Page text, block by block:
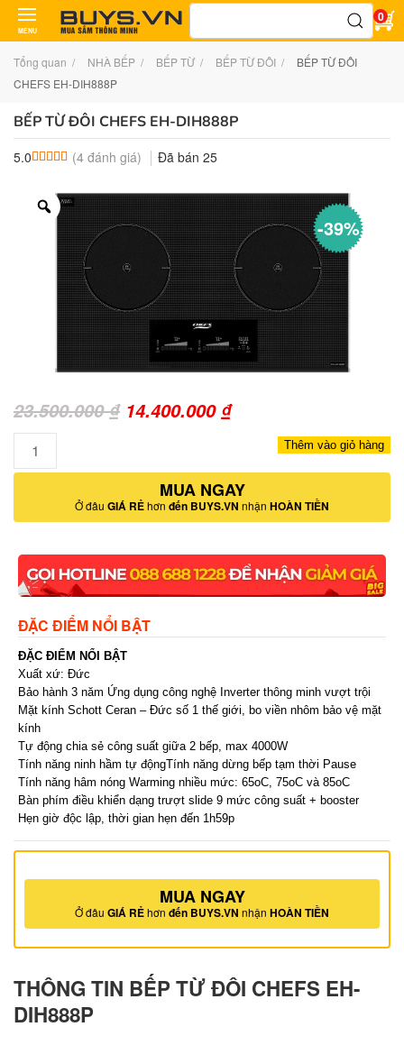
MENU
Tìm
0
Tổng quan NHÀ BẾP BẾP TỪ BẾP TỪ ĐÔI
BẾP TỪ ĐÔI
CHEFS EH-DIH888P
BẾP TỪ ĐÔI CHEFS EH-DIH888P
5.0 5.0 trên 5 dựa trên
4 đánh giá
(4 đánh giá) Đã bán 25
-39%
23.500.000₫ Giá
23.500.000 ₫.
14.400.000 ₫Giá
là:
14.400.000 ₫.
lượng
Thêm vào giỏ hàng
MUA NGAY
Ở đâu GIÁ RẺhơn đến BUYS.VN nhận HOÀN TIỀN
ĐẶC ĐIỂM NỔI BẬT
ĐẶC ĐIỂM NỔI BẬT
Xuất xứ: Đức
Bảo hành 3 năm Ứng dụng công nghệ Inverter thông minh vượt trội
Mặt kính Schott Ceran – Đức số 1 thế giới, bo viền nhôm bảo vệ mặt
kính
Tự động chia sẻ công suất giữa 2 bếp, max 4000W
Tính năng ninh hầm tự độngTính năng dừng bếp tạm thời Pause
Tính năng hâm nóng Warming nhiều mức: 65oC, 75oC và 85oC
Bàn phím điều khiển dạng trượt slide 9 mức công suất + booster
Hẹn giờ độc lập, thời gian hẹn đến 1h59p
MUA NGAY
Ở đâu GIÁ RẺhơn đến BUYS.VN nhận HOÀN TIỀN
THÔNG TIN BẾP TỪ ĐÔI CHEFS EH-
DIH888P